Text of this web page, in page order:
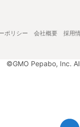
ポリシー 会社概要 採用
©GMO Pepabo, Inc.